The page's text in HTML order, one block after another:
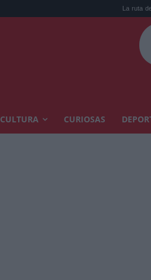
La ruta de los
CULTURA CURIOSAS